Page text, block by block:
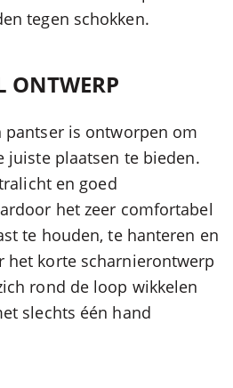
tegen schokken.
ONTWERP
pantser is ontworpen om
juiste plaatsen te bieden.
en goed
het zeer comfortabel
te houden, te hanteren en
het korte scharnierontwerp
rond de loop wikkelen
slechts één hand